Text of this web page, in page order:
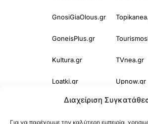
Διαχείριση
Για να παρέχουμε την καλύτερη εμπειρία,
GnosiGiaOlous.gr
GoneisPlus.gr
Kultura.gr TVnea.gr
Loatki.gr Upnow.gr
Loveis.gr